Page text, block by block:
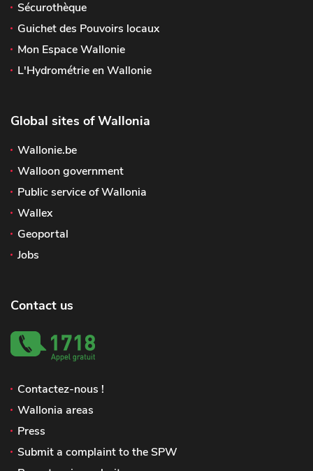
Sécurothèque
Guichet des Pouvoirs locaux
Mon Espace Wallonie
L'Hydrométrie en Wallonie
Global sites of Wallonia
Wallonie.be
Walloon government
Public service of Wallonia
Wallex
Geoportal
Jobs
Contact us
Contactez-nous !
Wallonia areas
Press
Submit a complaint to the SPW